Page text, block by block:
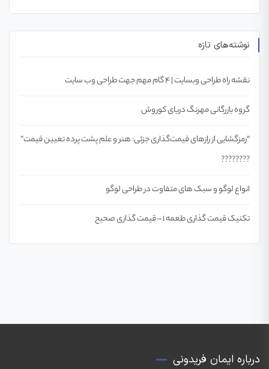
نوشته‌های تازه
نقشه راه طراحی وبسایت | ۴ گام مهم جهت طراحی وب سایت
گروه بازرگانی مهرنگ دریای کوروش
“رمزگشایی از رازهای قیمت‌گذاری جزئی: هنر و علم پشت پرده تعیین قیمت”
????????
انواع لوگو و سبک های متفاوت در طراحی لوگو
تکنیک قیمت گذاری طعمه 1 – قیمت گذاری صحیح
درباره ایمان فریدونی